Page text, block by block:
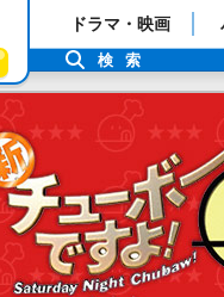
「TBSテレビ」トップ
番組表
ドラマ・映画
検索